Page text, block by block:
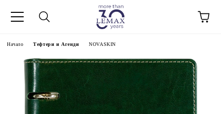
Начало Тефтери и Агенди NOVASKIN